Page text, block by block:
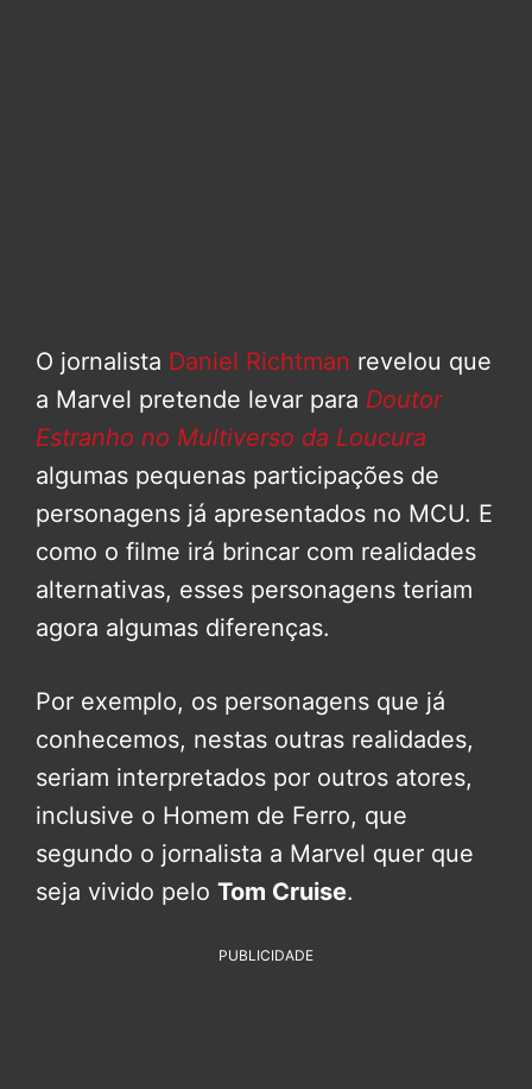
O jornalista Daniel Richtman revelou que
a Marvel pretende levar para Doutor
Estranho no Multiverso da Loucura
algumas pequenas participações de
personagens já apresentados no MCU. E
como o filme irá brincar com realidades
alternativas, esses personagens teriam
agora algumas diferenças.
Por exemplo, os personagens que já
conhecemos, nestas outras realidades,
seriam interpretados por outros atores,
inclusive o Homem de Ferro, que
segundo o jornalista a Marvel quer que
seja vivido pelo Tom Cruise.
PUBLICIDADE